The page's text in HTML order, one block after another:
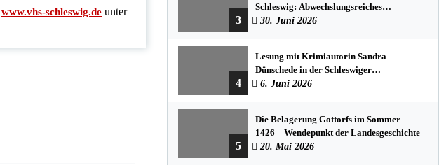
www.vhs-schleswig.de unter
3
Schleswig: Abwechslungsreiches
Programm für Kinder und Jugendliche
30. Juni 2026
4
Lesung mit Krimiautorin Sandra
Dünschede in der Schleswiger
Stadtbücherei
6. Juni 2026
5
Die Belagerung Gottorfs im Sommer
1426 – Wendepunkt der Landesgeschichte
20. Mai 2026